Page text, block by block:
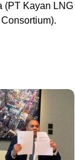
(PT Kayan LNG